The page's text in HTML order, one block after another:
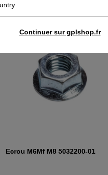
Continuer sur gplshop.fr
Ecrou M6Mf M8 5032200-01